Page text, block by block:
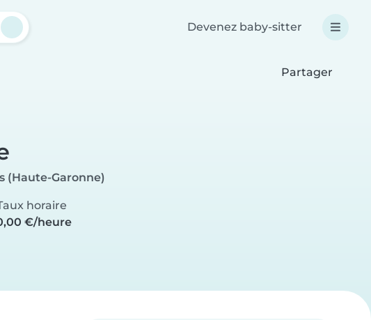
Devenez baby-sitter
Partager
(Haute-Garonne)
horaire
€/heure